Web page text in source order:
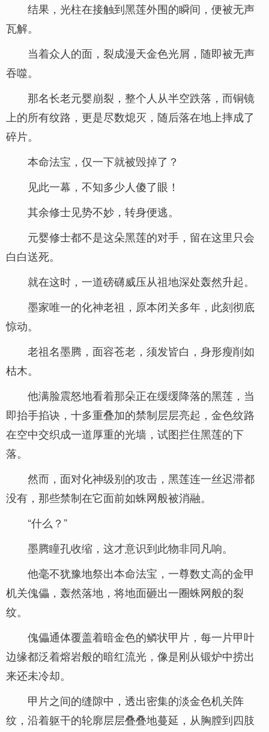
结果，光柱在接触到黑莲外围的瞬间，便被无声
瓦解。
当着众人的面，裂成漫天金色光屑，随即被无声
吞噬。
那名长老元婴崩裂，整个人从半空跌落，而铜镜
上的所有纹路，更是尽数熄灭，随后落在地上摔成了
碎片。
本命法宝，仅一下就被毁掉了？
见此一幕，不知多少人傻了眼！
其余修士见势不妙，转身便逃。
元婴修士都不是这朵黑莲的对手，留在这里只会
白白送死。
就在这时，一道磅礴威压从祖地深处轰然升起。
墨家唯一的化神老祖，原本闭关多年，此刻彻底
惊动。
老祖名墨腾，面容苍老，须发皆白，身形瘦削如
枯木。
他满脸震怒地看着那朵正在缓缓降落的黑莲，当
即抬手掐诀，十多重叠加的禁制层层亮起，金色纹路
在空中交织成一道厚重的光墙，试图拦住黑莲的下
落。
然而，面对化神级别的攻击，黑莲连一丝迟滞都
没有，那些禁制在它面前如蛛网般被消融。
“什么？”
墨腾瞳孔收缩，这才意识到此物非同凡响。
他毫不犹豫地祭出本命法宝，一尊数丈高的金甲
机关傀儡，轰然落地，将地面砸出一圈蛛网般的裂
纹。
傀儡通体覆盖着暗金色的鳞状甲片，每一片甲叶
边缘都泛着熔岩般的暗红流光，像是刚从锻炉中捞出
来还未冷却。
甲片之间的缝隙中，透出密集的淡金色机关阵
纹，沿着躯干的轮廓层层叠叠地蔓延，从胸膛到四肢